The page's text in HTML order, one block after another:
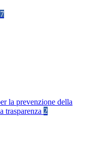
la prevenzione della
trasparenza 2